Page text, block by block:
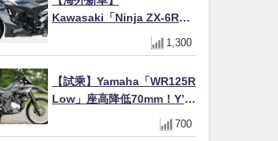
Kawasaki「Ninja ZX-6R」
2027年式北美發表！636cc
四缸×銀河銀/暮光藍新色
美元起
1,300
【試乘】Yamaha「WR125R
Low」座高降低70mm！Y’s
Gear低座高座墊×低座高連桿
×腳踏著地感大幅改善，越野
700